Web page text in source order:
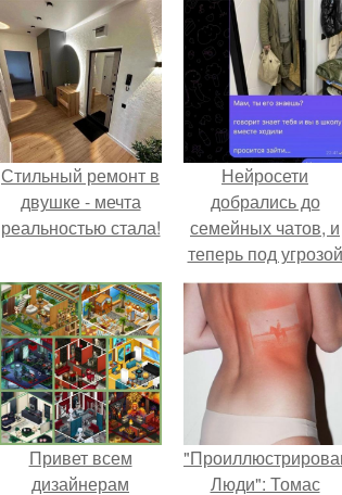
Стильный ремонт в
двушке - мечта
реальностью стала!
Нейросети
добрались до
семейных чатов, и
теперь под угрозой
мамины нервы.
Привет всем
дизайнерам
Люди": Томас